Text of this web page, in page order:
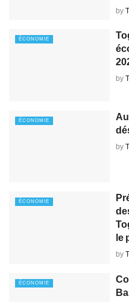
by
ÉCONOMIE
by
ÉCONOMIE
by
ÉCONOMIE
le
by
ÉCONOMIE